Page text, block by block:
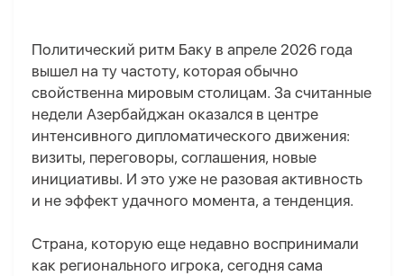
Политический ритм Баку в апреле 2026 года
вышел на ту частоту, которая обычно
свойственна мировым столицам. За считанные
недели Азербайджан оказался в центре
интенсивного дипломатического движения:
визиты, переговоры, соглашения, новые
инициативы. И это уже не разовая активность
и не эффект удачного момента, а тенденция.
Страна, которую еще недавно воспринимали
как регионального игрока, сегодня сама